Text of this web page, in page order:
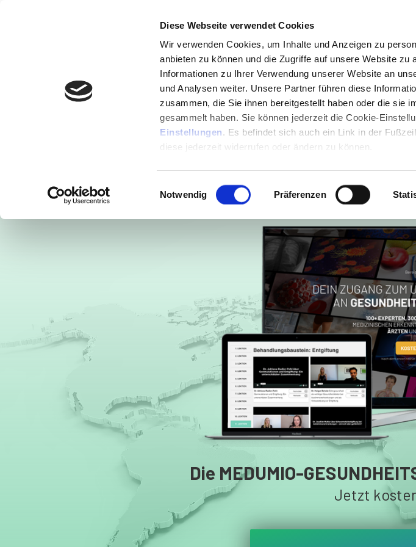
Diese Webseite verwendet Cookies
Wir verwenden Cookies, um Inhalte und Anzeigen zu
anbieten zu können und die Zugriffe auf unsere Website zu
Informationen zu Ihrer Verwendung unserer Website an
und Analysen weiter. Unsere Partner führen diese
zusammen, die Sie ihnen bereitgestellt haben oder die sie
gesammelt haben. Sie können jederzeit die Cookie-
Einstellungen. Es befindet sich auch ein Link in der
diese jederzeit widerrufen oder ändern zu können.
Einwilligungsauswahl
Notwendig Präferenzen
Das tut
Die von dir gewünschten Videos sind noch
zum
Die MEDUMIO-
Jetzt